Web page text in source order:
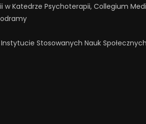
Katedrze Psychoterapii, Collegium
Stosowanych Nauk